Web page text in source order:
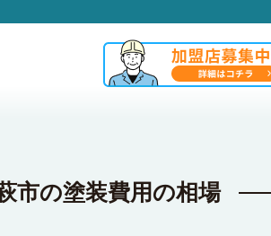
市の塗装費用の相場